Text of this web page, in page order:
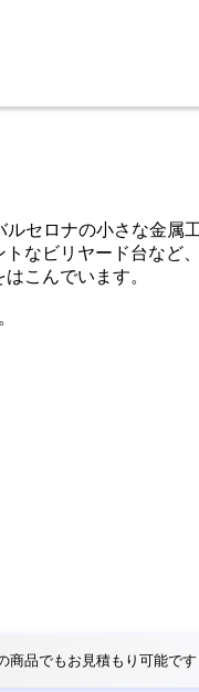
ルセロナの小さな金
なビリヤード台な
こんでいます。
商品でもお見積もり可能です